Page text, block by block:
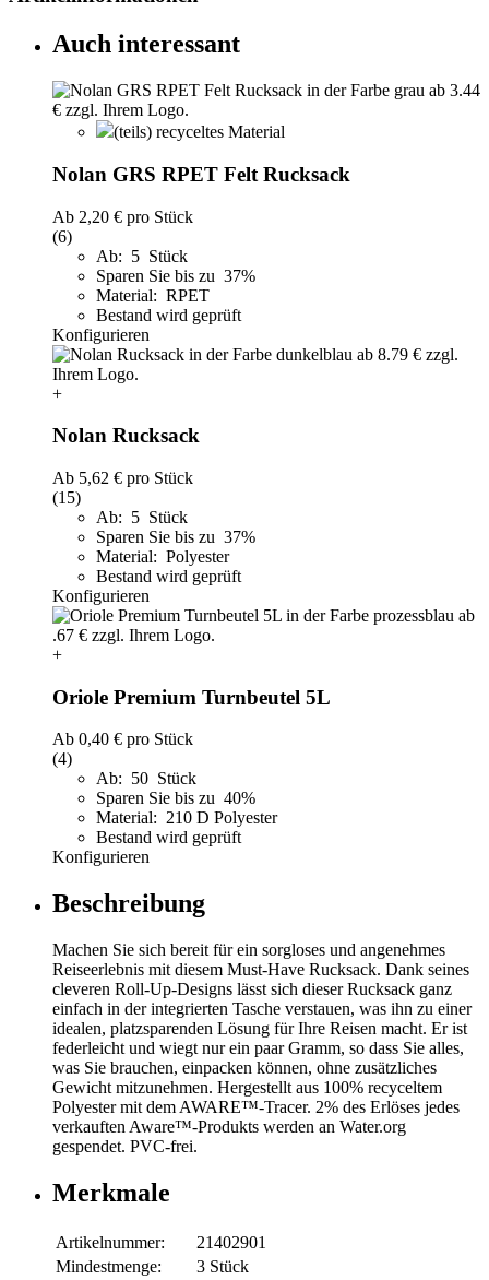
Auch interessant
(teils) recyceltes Material
Nolan GRS RPET Felt Rucksack
Ab 2,20 € pro Stück
(6)
Ab: 5 Stück
Sparen Sie bis zu 37%
Material: RPET
Bestand wird geprüft
Konfigurieren
+
Nolan Rucksack
Ab 5,62 € pro Stück
(15)
Ab: 5 Stück
Sparen Sie bis zu 37%
Material: Polyester
Bestand wird geprüft
Konfigurieren
+
Oriole Premium Turnbeutel 5L
Ab 0,40 € pro Stück
(4)
Ab: 50 Stück
Sparen Sie bis zu 40%
Material: 210 D Polyester
Bestand wird geprüft
Konfigurieren
Beschreibung
Machen Sie sich bereit für ein sorgloses und angenehmes
Reiseerlebnis mit diesem Must-Have Rucksack. Dank seines
cleveren Roll-Up-Designs lässt sich dieser Rucksack ganz
einfach in der integrierten Tasche verstauen, was ihn zu einer
idealen, platzsparenden Lösung für Ihre Reisen macht. Er ist
federleicht und wiegt nur ein paar Gramm, so dass Sie alles,
was Sie brauchen, einpacken können, ohne zusätzliches
Gewicht mitzunehmen. Hergestellt aus 100% recyceltem
Polyester mit dem AWARE™-Tracer. 2% des Erlöses jedes
verkauften Aware™-Produkts werden an Water.org
gespendet. PVC-frei.
Merkmale
Artikelnummer:
21402901
Mindestmenge:
3 Stück